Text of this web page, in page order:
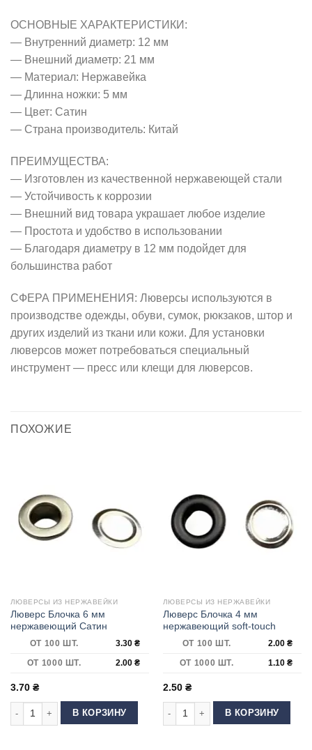
ОСНОВНЫЕ ХАРАКТЕРИСТИКИ:
— Внутренний диаметр: 12 мм
— Внешний диаметр: 21 мм
— Материал: Нержавейка
— Длинна ножки: 5 мм
— Цвет: Сатин
— Страна производитель: Китай
ПРЕИМУЩЕСТВА:
— Изготовлен из качественной нержавеющей стали
— Устойчивость к коррозии
— Внешний вид товара украшает любое изделие
— Простота и удобство в использовании
— Благодаря диаметру в 12 мм подойдет для
большинства работ
СФЕРА ПРИМЕНЕНИЯ: Люверсы используются в
производстве одежды, обуви, сумок, рюкзаков, штор и
других изделий из ткани или кожи. Для установки
люверсов может потребоваться специальный
инструмент — пресс или клещи для люверсов.
ПОХОЖИЕ
ЛЮВЕРСЫ ИЗ НЕРЖАВЕЙКИ
Люверс Блочка 6 мм
нержавеющий Сатин
ОТ 100 ШТ. 3.30 ₴
ОТ 1000 ШТ.
2.00 ₴
3.70 ₴
Количество товара Люверс Блочка 6 мм нержавеющий Сатин
В КОРЗИНУ
ЛЮВЕРСЫ ИЗ НЕРЖАВЕЙКИ
Люверс Блочка 4 мм
нержавеющий soft-touch
ОТ 100 ШТ. 2.00 ₴
ОТ 1000 ШТ.
1.10 ₴
2.50 ₴
Количество товара Люверс
В КОРЗИНУ